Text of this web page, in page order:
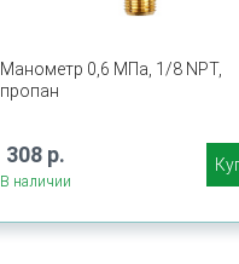
Манометр 0,6 МПа, 1/8 NPT,
пропан
308 р.
В наличии